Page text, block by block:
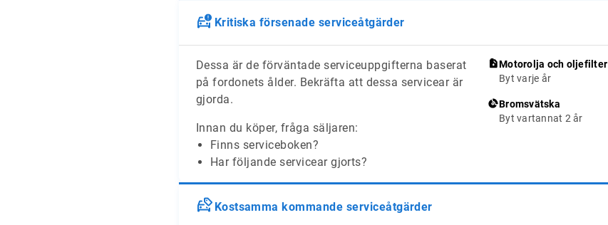
Kritiska försenade serviceåtgärder
Dessa är de förväntade serviceuppgifterna baserat
på fordonets ålder. Bekräfta att dessa servicear är
gjorda.
Innan du köper, fråga säljaren:
Finns serviceboken?
Har följande servicear gjorts?
Motorolja och oljefilter
Byt varje år
Bromsvätska
Byt vartannat 2 år
Kostsamma kommande serviceåtgärder